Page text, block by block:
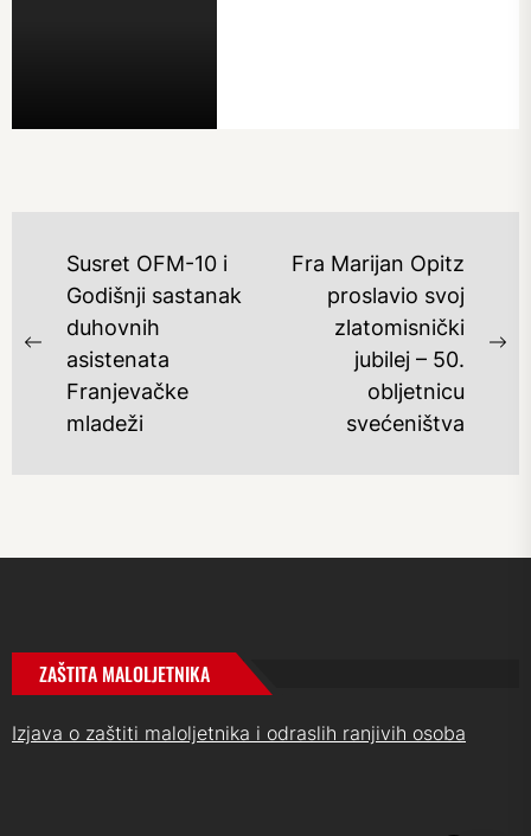
NAVIGACIJA
OBJAVA
Previous
post:
Susret OFM-10 i
Godišnji sastanak
duhovnih
asistenata
Franjevačke
mladeži
Fra Marijan Opitz
proslavio svoj
zlatomisnički
jubilej – 50.
obljetnicu
svećeništva
ZAŠTITA MALOLJETNIKA
Izjava o zaštiti maloljetnika i odraslih ranjivih osoba